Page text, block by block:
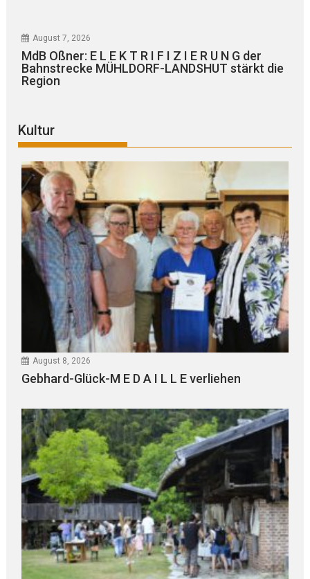
August 7, 2026
MdB Oßner: E L E K T R I F I Z I E R U N G der
Bahnstrecke MÜHLDORF-LANDSHUT stärkt die
Region
Kultur
August 8, 2026
Gebhard-Glück-M E D A I L L E verliehen